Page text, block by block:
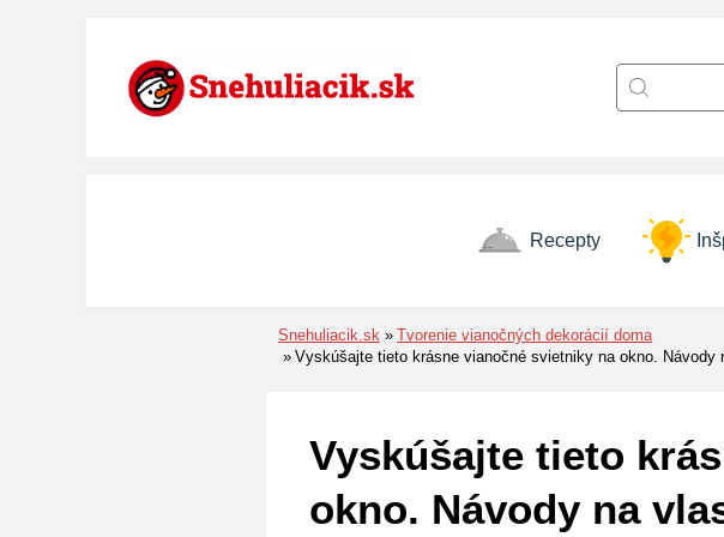
Recepty
Snehuliacik.sk
Tvorenie vianočných dekorácií doma
Vyskúšajte tieto krásne vianočné svietniky na okno.
Vyskúšajte tieto
okno. Návody na